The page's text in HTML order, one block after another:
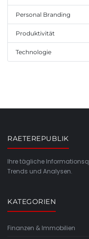
Personal Branding
Produktivität
Technologie
RAETEREPUBLIK
Ihre tägliche
Trends und Analysen.
KATEGORIEN
Finanzen & Immobilien